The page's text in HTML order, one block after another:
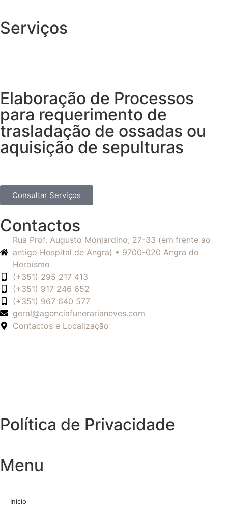
Serviços
Elaboração de Processos
para requerimento de
trasladação de ossadas ou
aquisição de sepulturas
Consultar Serviços
Contactos
Rua Prof. Augusto Monjardino, 27-33 (em frente ao
antigo Hospital de Angra) • 9700-020 Angra do
Heroísmo
(+351) 295 217 413
(+351) 917 246 652
(+351) 967 640 577
geral@agenciafunerarianeves.com
Contactos e Localização
Política de Privacidade
Menu
Início